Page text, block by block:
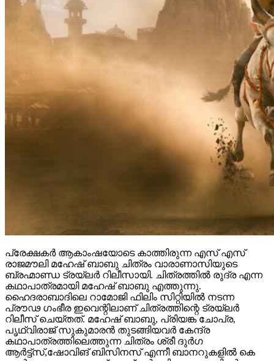
പ്രേക്ഷകർ ആകാംഷയോടെ കാത്തിരുന്ന എസ് എസ്
രാജമൗലി മഹേഷ് ബാബു ചിത്രം വാരാണാസിയുടെ
ബ്രഹ്മാണ്ഡ ട്രയ്ലർ റിലീസായി. ചിത്രത്തിൽ രുദ്ര എന്ന
കഥാപാത്രമായി മഹേഷ് ബാബു എത്തുന്നു.
ഹൈദരാബാദിലെ റാമോജി ഫിലിം സിറ്റിയിൽ നടന്ന
പ്രൗഢ ഗംഭീര ഇവെന്റിലാണ് ചിത്രത്തിന്റെ ട്രയ്ലർ
റിലീസ് ചെയ്തത്. മഹേഷ് ബാബു, പ്രിയങ്ക ചോപ്ര,
പൃഥ്വിരാജ് സുകുമാരൻ തുടങ്ങിയവർ കേന്ദ്ര
കഥാപാത്രത്തിലെത്തുന്ന ചിത്രം ശ്രീ ദുർഗ
ആർട്ട്സ്,ഷോവിങ് ബിസിനസ് എന്നീ ബാനറുകളിൽ കെ